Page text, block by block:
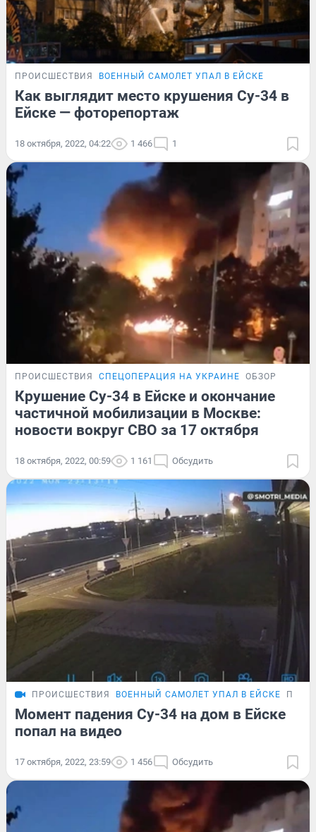
ПРОИСШЕСТВИЯ ВОЕННЫЙ САМОЛЕТ УПАЛ В ЕЙСКЕ
Как выглядит место крушения Су-34 в
Ейске — фоторепортаж
18 октября, 2022, 04:22 1 466 1
ПРОИСШЕСТВИЯ СПЕЦОПЕРАЦИЯ НА УКРАИНЕ ОБЗОР
Крушение Су-34 в Ейске и окончание
частичной мобилизации в Москве:
новости вокруг СВО за 17 октября
18 октября, 2022, 00:59 1 161 Обсудить
ПРОИСШЕСТВИЯ ВОЕННЫЙ САМОЛЕТ УПАЛ В ЕЙСКЕ
Момент падения Су-34 на дом в Ейске
попал на видео
17 октября, 2022, 23:59 1 456 Обсудить